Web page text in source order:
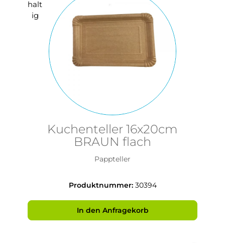
Kuchenteller 16x20cm
BRAUN flach
Pappteller
Produktnummer: 30394
In den Anfragekorb